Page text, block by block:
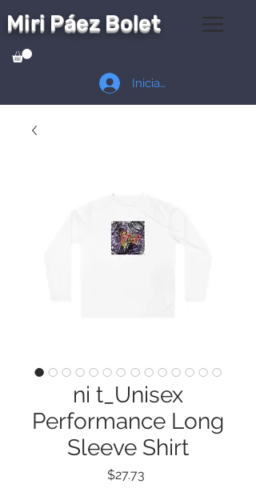
Miri Páez Bolet
Iniciar sesión
ni t_Unisex
Performance Long
Sleeve Shirt
$27.73